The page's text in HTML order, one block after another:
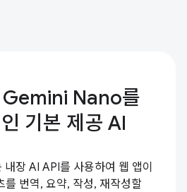
Nano를
기본 제공 AI
장 AI API를 사용하여 웹 앱이
를 번역, 요약, 작성, 재작성할